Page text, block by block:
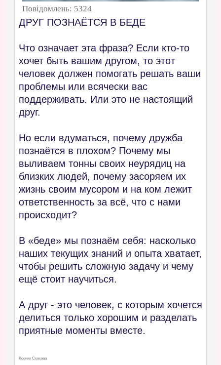
Повідомлень: 5324
ДРУГ ПОЗНАЁТСЯ В БЕДЕ
Что означает эта фраза? Если кто-то
хочет быть вашим другом, то этот
человек должен помогать решать ваши
проблемы или всячески вас
поддерживать. Или это не настоящий
друг.
Но если вдуматься, почему дружба
познаётся в плохом? Почему мы
выливаем тонны своих неурядиц на
близких людей, почему засоряем их
жизнь своим мусором и на ком лежит
ответственность за всё, что с нами
происходит?
В «беде» мы познаём себя: насколько
наших текущих знаний и опыта хватает,
чтобы решить сложную задачу и чему
ещё стоит научиться.
А друг - это человек, с которым хочется
делиться только хорошим и разделать
приятные моменты вместе.
Ксения Скокова